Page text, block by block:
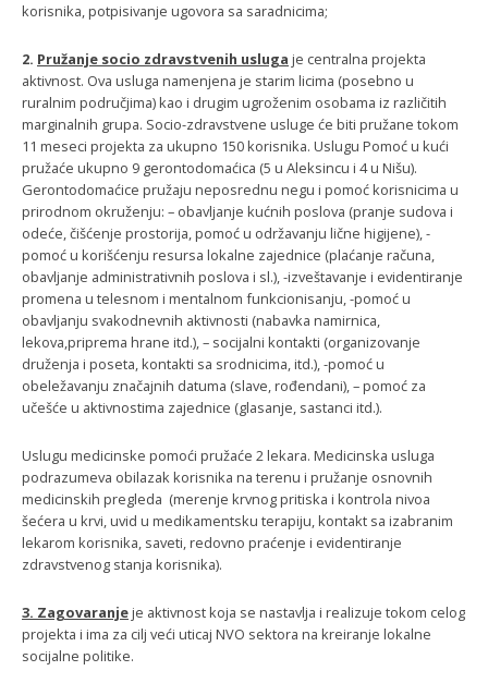
korisnika, potpisivanje ugovora sa saradnicima;
2. Pružanje socio zdravstvenih usluga je centralna projekta
aktivnost. Ova usluga namenjena je starim licima (posebno u
ruralnim područjima) kao i drugim ugroženim osobama iz različitih
marginalnih grupa. Socio-zdravstvene usluge će biti pružane tokom
11 meseci projekta za ukupno 150 korisnika. Uslugu Pomoć u kući
pružaće ukupno 9 gerontodomaćica (5 u Aleksincu i 4 u Nišu).
Gerontodomaćice pružaju neposrednu negu i pomoć korisnicima u
prirodnom okruženju: – obavljanje kućnih poslova (pranje sudova i
odeće, čišćenje prostorija, pomoć u održavanju lične higijene), -
pomoć u korišćenju resursa lokalne zajednice (plaćanje računa,
obavljanje administrativnih poslova i sl.), -izveštavanje i evidentiranje
promena u telesnom i mentalnom funkcionisanju, -pomoć u
obavljanju svakodnevnih aktivnosti (nabavka namirnica,
lekova,priprema hrane itd.), – socijalni kontakti (organizovanje
druženja i poseta, kontakti sa srodnicima, itd.), -pomoć u
obeležavanju značajnih datuma (slave, rođendani), – pomoć za
učešće u aktivnostima zajednice (glasanje, sastanci itd.).
Uslugu medicinske pomoći pružaće 2 lekara. Medicinska usluga
podrazumeva obilazak korisnika na terenu i pružanje osnovnih
medicinskih pregleda (merenje krvnog pritiska i kontrola nivoa
šećera u krvi, uvid u medikamentsku terapiju, kontakt sa izabranim
lekarom korisnika, saveti, redovno praćenje i evidentiranje
zdravstvenog stanja korisnika).
3. Zagovaranjeje aktivnost koja se nastavlja i realizuje tokom celog
projekta i ima za cilj veći uticaj NVO sektora na kreiranje lokalne
socijalne politike.